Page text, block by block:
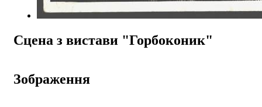
Сцена з вистави "Горбоконик"
Зображення